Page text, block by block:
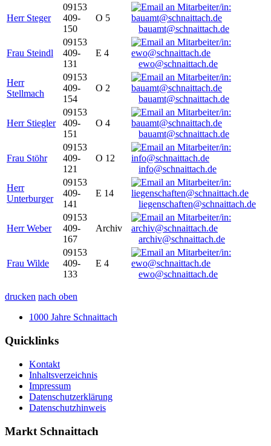
Herr Steger
09153
409-
150
O 5
bauamt@schnaittach.de
Frau Steindl
09153
409-
131
E 4
ewo@schnaittach.de
Herr
Stellmach
09153
409-
154
O 2
bauamt@schnaittach.de
Herr Stiegler
09153
409-
151
O 4
bauamt@schnaittach.de
Frau Stöhr
09153
409-
121
O 12
info@schnaittach.de
Herr
Unterburger
09153
409-
141
E 14
liegenschaften@schnaittach.de
Herr Weber
09153
409-
167
Archiv
archiv@schnaittach.de
Frau Wilde
09153
409-
133
E 4
ewo@schnaittach.de
drucken nach oben
1000 Jahre Schnaittach
Quicklinks
Kontakt
Inhaltsverzeichnis
Impressum
Datenschutzerklärung
Datenschutzhinweis
Markt Schnaittach